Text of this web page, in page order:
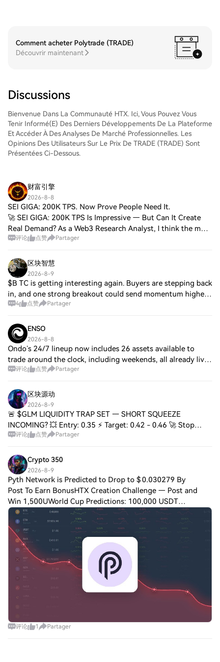
comme aux traders chevronnés.
les utiliser pour trader d'autres
cryptos.Étape 4 : tradez des QUALCOMM
d'accéder à votre compte, de sélectionner
la paire de trading, d'exécuter vos trades
et de les suivre en temps réel. Nous offrons
une expérience conviviale aux débutants
comme aux traders chevronnés.
Comment acheter Polytrade (TRADE)
Découvrir maintenant
Discussions
Bienvenue Dans La Communauté HTX. Ici, Vous Pouvez Vous
Tenir Informé(e) Des Derniers Développements De La Plateforme
Et Accéder À Des Analyses De Marché Professionnelles. Les
Opinions Des Utilisateurs Sur Le Prix De TRADE (TRADE) Sont
Présentées Ci-Dessous.
财富引擎
2026-8-8
SEI GIGA: 200K TPS. Now Prove People Need It.
🚀 SEI GIGA: 200K TPS Is Impressive — But Can It Create
Real Demand? As a Web3 Research Analyst, I think the most
important question around Sei isn’t: “Can Sei reach 200K
评论 点赞 Partager
区块智慧
2026-8-9
$B TC is getting interesting again. Buyers are stepping back
in, and one strong breakout could send momentum higher
fast. If this strength holds, I’m watching the next resistance
4 点赞 Partager
ENSO
2026-8-8
Ondo’s 24/7 lineup now includes 26 assets available to
trade around the clock, including weekends, all already live
through the Enso API. 🔸 AMZN 🔸 MSTR 🔸 COIN 🔸 ORCL
评论 点赞 Partager
区块源动
2026-8-9
🚨 $GLM LIQUIDITY TRAP SET — SHORT SQUEEZE
INCOMING? 💥 Entry: 0.35 ⚡ Target: 0.42 - 0.46 🚀 Stop
Loss: 0.328 ⚠️ 📊 The heatmap is screaming one thing: short
评论 点赞 Partager
Crypto 350
2026-8-9
Pyth Network is Predicted to Drop to $ 0.030279 By
Post To Earn BonusHTX Creation Challenge — Post and
Win 1,500UWorld Cup Predictions: 100,000 USDT
DailyPyth Network is Predicted to Drop to $ 0.030279 By
Aug 13, 2026Disclaimer: This is not investment
评论 1 Partager